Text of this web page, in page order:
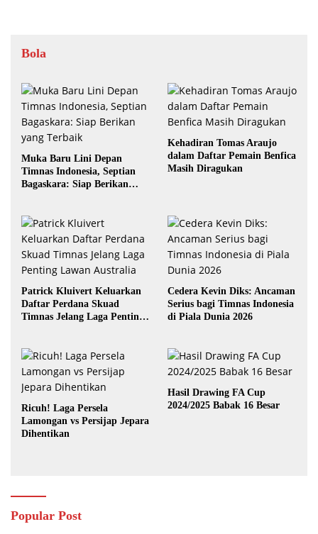
Bola
Muka Baru Lini Depan
Timnas Indonesia, Septian
Bagaskara: Siap Berikan
Kehadiran Tomas Araujo
dalam Daftar Pemain Benfica
Masih Diragukan
Patrick Kluivert Keluarkan
Daftar Perdana Skuad
Timnas Jelang Laga Penting
Cedera Kevin Diks: Ancaman
Serius bagi Timnas Indonesia
di Piala Dunia 2026
Ricuh! Laga Persela
Lamongan vs Persijap Jepara
Dihentikan
Hasil Drawing FA Cup
2024/2025 Babak 16 Besar
Popular Post